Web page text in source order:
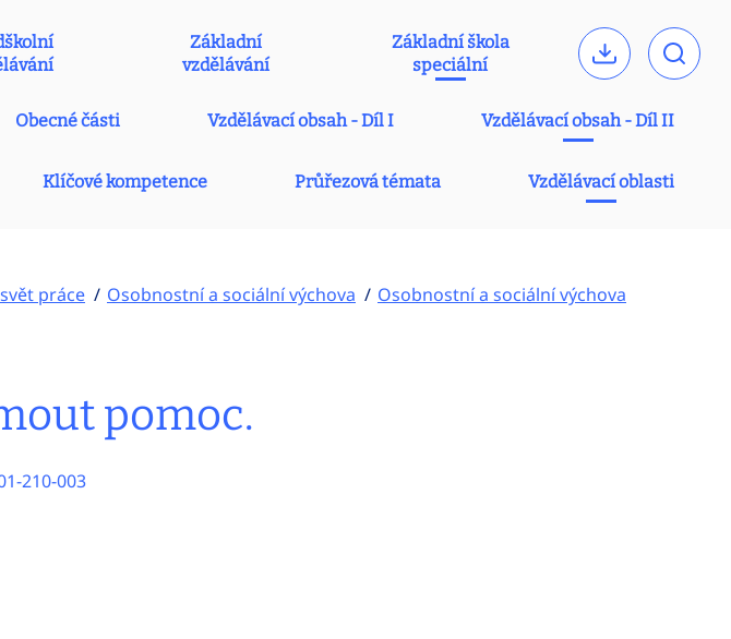
Základní
vzdělávání
Základní škola
speciální
Obecné části Vzdělávací obsah - Díl I Vzdělávací obsah - Díl II
Klíčové kompetence Průřezová témata Vzdělávací oblasti
práce Osobnostní a sociální výchova
Osobnostní a sociální výchova
pomoc.
210-003